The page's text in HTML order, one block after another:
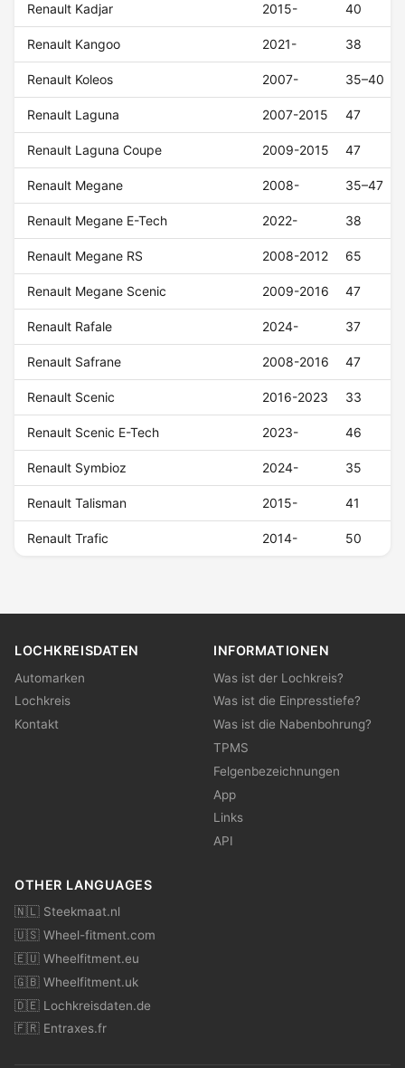
Renault Kadjar 2015- 40
Renault Kangoo 2021- 38
Renault Koleos 2007- 35–40
Renault Laguna 2007-2015 47
Renault Laguna Coupe 2009-2015 47
Renault Megane 2008- 35–47
Renault Megane E-Tech 2022- 38
Renault Megane RS 2008-2012 65
Renault Megane Scenic 2009-2016 47
Renault Rafale 2024- 37
Renault Safrane 2008-2016 47
Renault Scenic 2016-2023 33
Renault Scenic E-Tech 2023- 46
Renault Symbioz 2024- 35
Renault Talisman 2015- 41
Renault Trafic 2014- 50
LOCHKREISDATEN
Automarken
Lochkreis
Kontakt
INFORMATIONEN
Was ist der Lochkreis?
Was ist die Einpresstiefe?
Was ist die Nabenbohrung?
TPMS
Felgenbezeichnungen
App
Links
API
OTHER LANGUAGES
🇳🇱 Steekmaat.nl
🇺🇸 Wheel-fitment.com
🇪🇺 Wheelfitment.eu
🇬🇧 Wheelfitment.uk
🇩🇪 Lochkreisdaten.de
🇫🇷 Entraxes.fr